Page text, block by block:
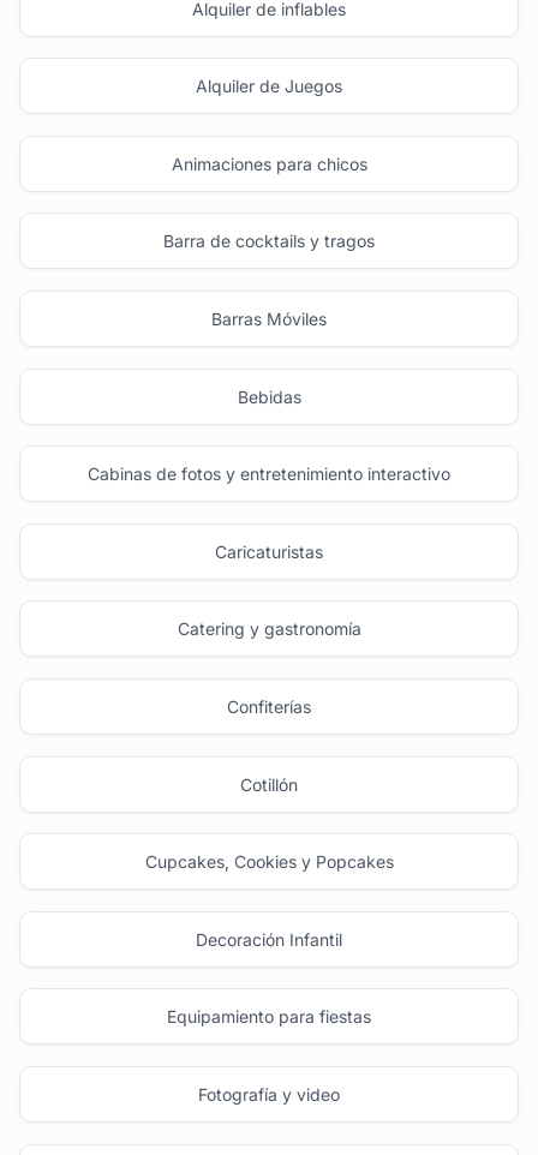
Alquiler de inflables
Alquiler de Juegos
Animaciones para chicos
Barra de cocktails y tragos
Barras Móviles
Bebidas
Cabinas de fotos y entretenimiento interactivo
Caricaturistas
Catering y gastronomía
Confiterías
Cotillón
Cupcakes, Cookies y Popcakes
Decoración Infantil
Equipamiento para fiestas
Fotografía y video